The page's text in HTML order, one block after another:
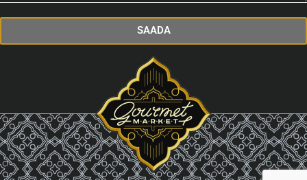
SAADA